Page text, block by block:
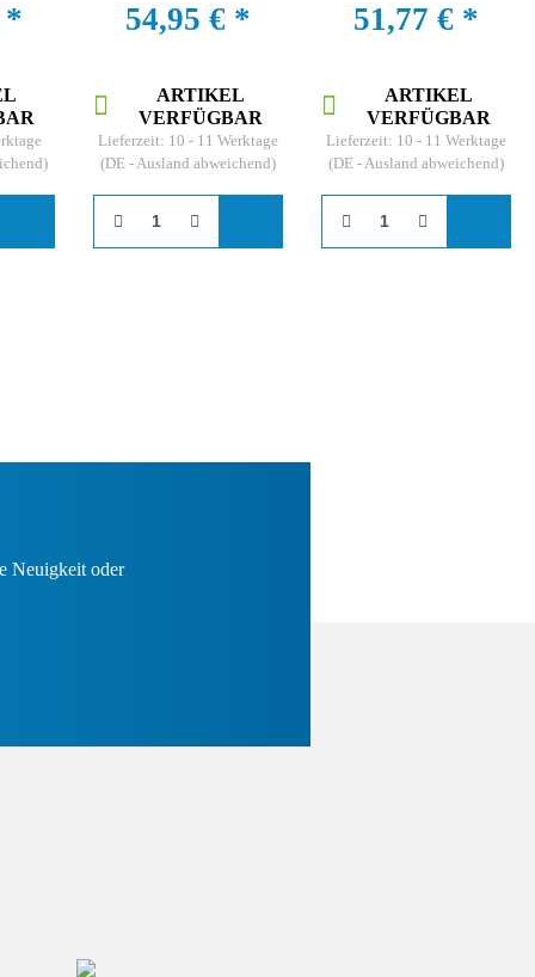
* 54,95 € *
ARTIKEL
VERFÜGBAR
Lieferzeit: 10 - 11 Werktage
(DE - Ausland abweichend)
m
51,77 € *
ARTIKEL
VERFÜGBAR
Lieferzeit: 10 - 11 Werktage
(DE - Ausland abweichend)
Neuigkeit oder